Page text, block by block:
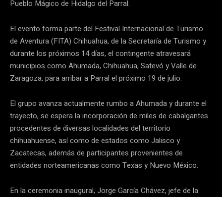
Pueblo Mágico de Hidalgo del Parral.
El evento forma parte del Festival Internacional de Turismo
de Aventura (FITA) Chihuahua, de la Secretaría de Turismo y
durante los próximos 14 días, el contingente atravesará
municipios como Ahumada, Chihuahua, Satevó y Valle de
Zaragoza, para arribar a Parral el próximo 19 de julio.
El grupo avanza actualmente rumbo a Ahumada y durante el
trayecto, se espera la incorporación de miles de cabalgantes
procedentes de diversas localidades del territorio
chihuahuense, así como de estados como Jalisco y
Zacatecas, además de participantes provenientes de
entidades norteamericanas como Texas y Nuevo México.
En la ceremonia inaugural, Jorge García Chávez, jefe de la